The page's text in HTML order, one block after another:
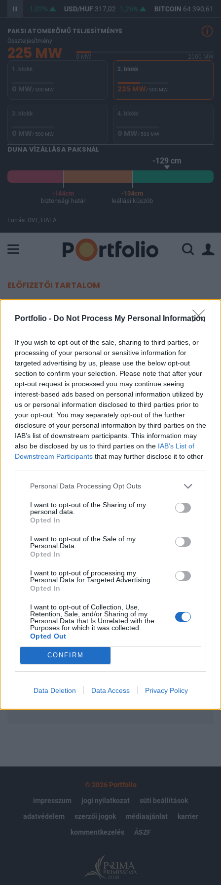
Portfolio - Do Not Process My Personal Information
If you wish to opt-out of the sale, sharing to third parties, or
processing of your personal or sensitive information for
targeted advertising by us, please use the below opt-out
section to confirm your selection. Please note that after your
opt-out request is processed you may continue seeing
interest-based ads based on personal information utilized by
us or personal information disclosed to third parties prior to
your opt-out. You may separately opt-out of the further
disclosure of your personal information by third parties on the
IAB’s list of downstream participants. This information may
also be disclosed by us to third parties on the IAB’s List of
Downstream Participants that may further disclose it to other
Personal Data Processing Opt Outs
I want to opt-out of the Sharing of my
personal data.
Opted In
I want to opt-out of the Sale of my
Personal Data.
Opted In
I want to opt-out of processing my
Personal Data for Targeted Advertising.
Opted In
I want to opt-out of Collection, Use,
Retention, Sale, and/or Sharing of my
Personal Data that Is Unrelated with the
Purposes for which it was collected.
Opted Out
CONFIRM
Data Deletion Data Access Privacy Policy
365,41 1,02% USD/HUF317,02 1,26% BITCOIN64 390,61
PAKSI ATOMERŐMŰ TELJESÍTMÉNYE
Összteljesítmény
225 MW 0 MW
2000 MW
1. blokk
0 MW/ 500 MW
2. blokk
225 MW/ 500 MW
3. blokk
0 MW/ 500 MW
4. blokk
0 MW/ 500 MW
DUNA VÍZÁLLÁSA PAKSNÁL
-129 cm
-144cm
biztonsági határ
-134cm
leállási küszöb
Forrás: OVF, HAEA
ELŐFIZETŐI TARTALOM
tőzsde
2016. január 12. 15:50
A varsói tőzsde ma tartott rendkívüli közgyűlésén
Ma³gorzata Zaleskat jelölték a tőzsde elnökének,
a döntést a lengyel pénzügyi felügyeletnek
ugyanakkor még jóvá kell hagynia.
Ma³gorzata Zaleska 1993-ban diplomázott a Warsaw
School of Economics pénzügy és statisztika szakán, majd
1996-ban jogi diplomát szerzett, 1997-ben pedig
közgazdaságtanból doktorált. Ma³gorzata Zaleska
volt a lengyel tőzsde felügyelő bizottsági tagja, de volt már
az Európai Központi Bank különböző bizottságainak...
KEDVES OLVASÓNK!
tartozik, melynek olvasása előfizetéses
regisztrációhoz kötött.
Az előfizetés a következőket tartalmazza:
Portfolio.hu teljes cikkarchívum
Kötéslisták: BÉT elmúlt 2 év napon belüli
kötéslistái
Előfizetés
MÁR ELŐFIZETŐNK VAGY?BEJELENTKEZÉS
© 2026 Portfolio
impresszum
jogi nyilatkozat
süti beállítások
adatvédelem
szerzői jogok médiaajánlat
karrier
kommentkezelés
ÁSZF